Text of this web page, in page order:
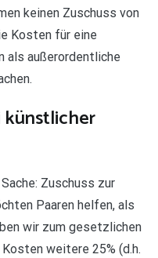
keinen Zuschuss von
Kosten für eine
als außerordentliche
künstlicher
Zuschuss zur
Paaren helfen, als
wir zum gesetzlichen
weitere 25% (d.h.